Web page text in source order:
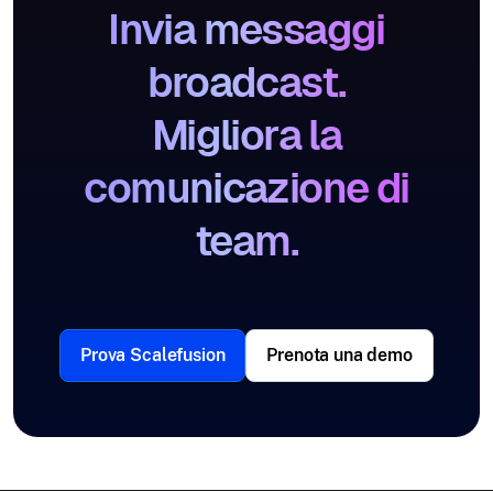
Invia messaggi
broadcast.
Migliora la
comunicazione di
team.
Prova Scalefusion Prenota una demo